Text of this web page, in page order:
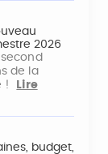
2026
de la
!
Lire
budget,